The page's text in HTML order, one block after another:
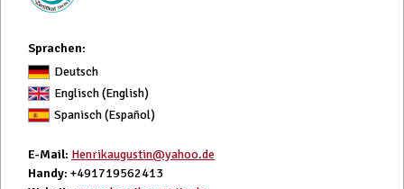
Sprachen:
Deutsch
Englisch (English)
Spanisch (Español)
E-Mail: Henrikaugustin@yahoo.de
Handy: +491719562413